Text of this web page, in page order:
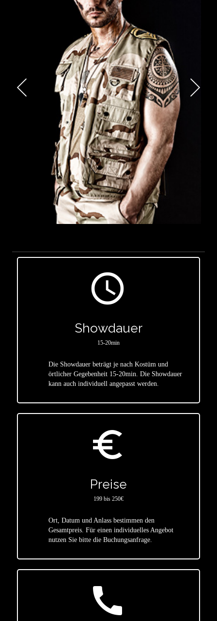
access_time
Showdauer
15-20min
Die Showdauer beträgt je nach Kostüm und
örtlicher Gegebenheit 15-20min. Die Showdauer
kann auch individuell angepasst werden.
euro_symbol
Preise
199 bis 250€
Ort, Datum und Anlass bestimmen den
Gesamtpreis. Für einen individuelles Angebot
nutzen Sie bitte die Buchungsanfrage.
call